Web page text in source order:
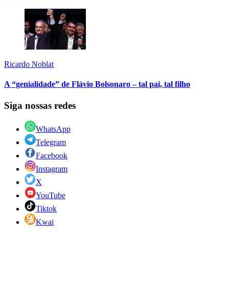
Ricardo Noblat
A “genialidade” de Flávio Bolsonaro – tal pai, tal filho
Siga nossas redes
WhatsApp
Telegram
Facebook
Instagram
X
YouTube
Tiktok
Kwai